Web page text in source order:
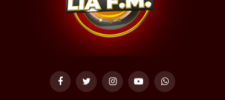
FacebookTwitter InstagramYouTubeWhatsApp